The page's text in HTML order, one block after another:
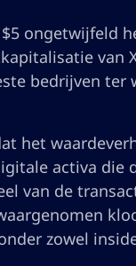
$5 ongetwijfeld
van
bedrijven
het
activa die
van de
zowel